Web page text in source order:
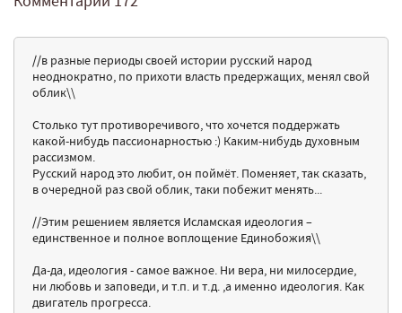
//в разные периоды своей истории русский народ
неоднократно, по прихоти власть предержащих, менял свой
облик\\
Столько тут противоречивого, что хочется поддержать
какой-нибудь пассионарностью :) Каким-нибудь духовным
рассизмом.
Русский народ это любит, он поймёт. Поменяет, так сказать,
в очередной раз свой облик, таки побежит менять...
//Этим решением является Исламская идеология –
единственное и полное воплощение Единобожия\\
Да-да, идеология - самое важное. Ни вера, ни милосердие,
ни любовь и заповеди, и т.п. и т.д. ,а именно идеология. Как
двигатель прогресса.